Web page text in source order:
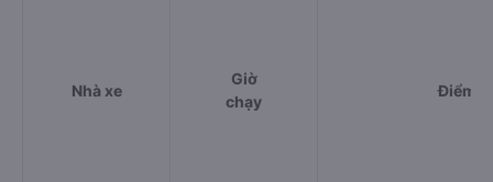
Krông Năng - Đắk Lắk: